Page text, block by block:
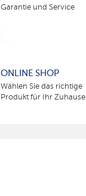
Garantie und Service
ONLINE SHOP
Wählen Sie das richtige
Produkt für Ihr Zuhause